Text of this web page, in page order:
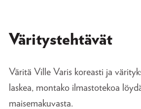
Väritystehtävät
Väritä Ville Varis koreasti ja
laskea, montako ilmastotekoa
maisemakuvasta.